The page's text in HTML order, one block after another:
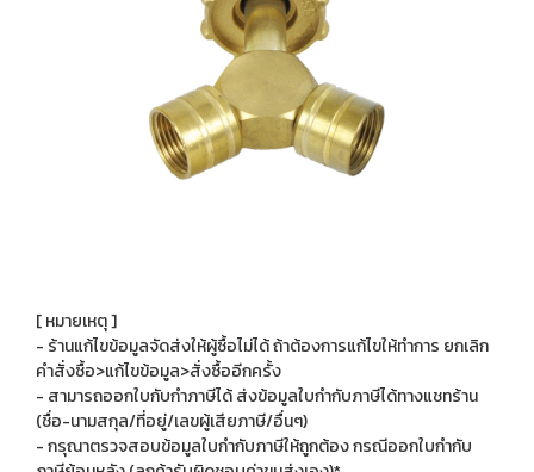
[ หมายเหตุ ]
- ร้านแก้ไขข้อมูลจัดส่งให้ผู้ซื้อไม่ได้ ถ้าต้องการแก้ไขให้ทำการ ยกเลิก
คำสั่งซื้อ>แก้ไขข้อมูล>สั่งซื้ออีกครั้ง
- สามารถออกใบกับกำภาษีได้ ส่งข้อมูลใบกำกับภาษีได้ทางแชทร้าน
(ชื่อ-นามสกุล/ที่อยู่/เลขผู้เสียภาษี/อื่นๆ)
- กรุณาตรวจสอบข้อมูลใบกำกับภาษีให้ถูกต้อง กรณีออกใบกำกับ